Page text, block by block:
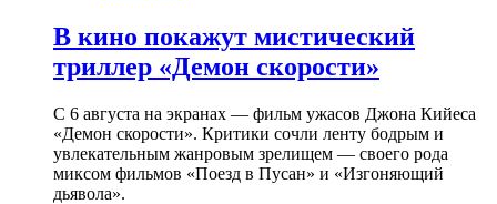
В кино покажут мистический
триллер «Демон скорости»
С 6 августа на экранах — фильм ужасов Джона Кийеса
«Демон скорости». Критики сочли ленту бодрым и
увлекательным жанровым зрелищeм — своего рода
миксом фильмов «Поезд в Пусан» и «Изгоняющий
дьявола».